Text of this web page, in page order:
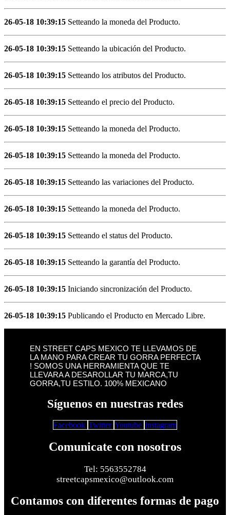
26-05-18 10:39:15 Setteando la moneda del Producto.
26-05-18 10:39:15 Setteando la ubicación del Producto.
26-05-18 10:39:15 Setteando los atributos del Producto.
26-05-18 10:39:15 Setteando el precio del Producto.
26-05-18 10:39:15 Setteando la moneda del Producto.
26-05-18 10:39:15 Setteando la moneda del Producto.
26-05-18 10:39:15 Setteando las variaciones del Producto.
26-05-18 10:39:15 Setteando la moneda del Producto.
26-05-18 10:39:15 Setteando el status del Producto.
26-05-18 10:39:15 Setteando la garantía del Producto.
26-05-18 10:39:15 Iniciando sincronización del Producto.
26-05-18 10:39:15 Publicando el Producto en Mercado Libre.
EN STREET CAPS MEXICO TE LLEVAMOS DE
LA MANO PARA CREAR TU GORRA PERFECTA
! SOMOS UNA HERRAMIENTA QUE TE
LLEVARA A DESAROLLAR TU MARCA,TU
GORRA,TU ESTILO. 100% MEXICANO
Síguenos en nuestras redes
Facebook Twitter Youtube Instagram
Comunicate con nosotros
Tel: 5563552784
streetcapsmexico@outlook.com
Contamos con diferentes formas de pago